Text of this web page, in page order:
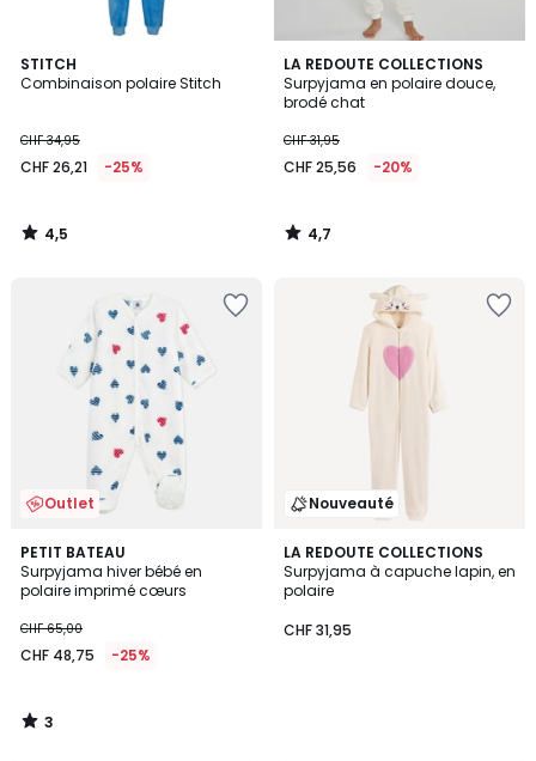
STITCH
Combinaison polaire Stitch
CHF 34,95
CHF 26,21 -25%
4,5
/ 5
4,5
/
LA REDOUTE COLLECTIONS
Surpyjama en polaire douce,
brodé chat
CHF 31,95
CHF 25,56 -20%
4,7
/ 5
4,7
/
Outlet
PETIT BATEAU
Surpyjama hiver bébé en
polaire imprimé cœurs
CHF 65,00
CHF 48,75 -25%
3
/
5
3
/
Nouveauté
LA REDOUTE COLLECTIONS
Surpyjama à capuche lapin, en
polaire
CHF 31,95